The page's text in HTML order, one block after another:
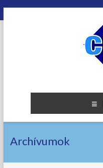
Archívumok